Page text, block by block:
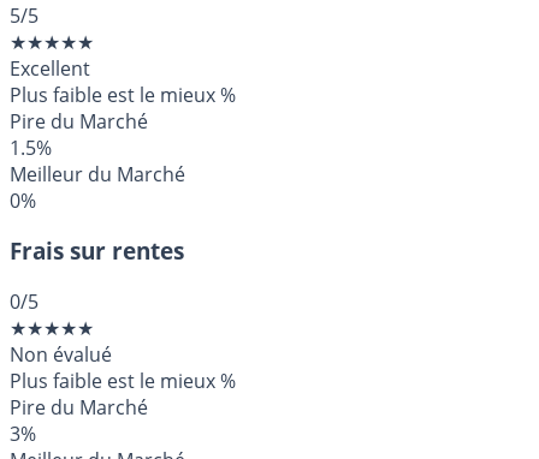
5/5
★★★★★
Excellent
Plus faible est le mieux%
Pire du Marché
1.5%
Meilleur du Marché
0%
Frais sur rentes
0/5
★★★★★
Non évalué
Plus faible est le mieux%
Pire du Marché
3%